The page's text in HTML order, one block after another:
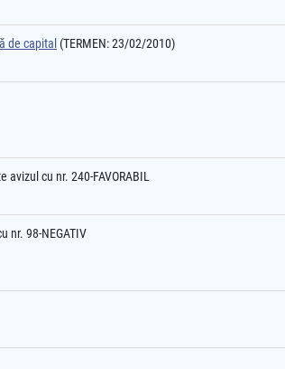
de capital (TERMEN: 23/02/2010)
avizul cu nr. 240-FAVORABIL
nr. 98-NEGATIV